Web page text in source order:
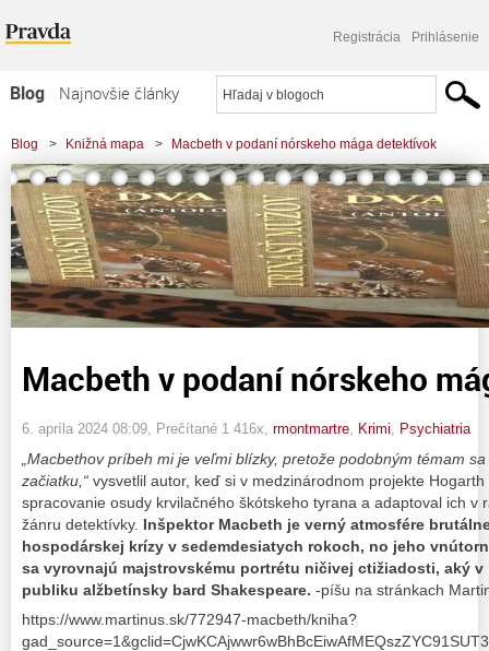
Registrácia Prihlásenie
Blog
Najnovšie články
Najčítanejšie články
Najkomentovanejšie články
Zoznam blogov
Komerčné blogy
Blog > Knižná mapa > Macbeth v podaní nórskeho mága detektívok
Macbeth v podaní nórskeho
6. apríla 2024 08:09 , Prečítané 1 416x, rmontmartre Krimi Psychiatria
„Macbethov príbeh mi je veľmi blízky, pretože podobným témam
začiatku,“ vysvetlil autor, keď si v medzinárodnom projekte
spracovanie osudy krvilačného škótskeho tyrana a adaptoval ich v
žánru detektívky. Inšpektor Macbeth je verný atmosfére
hospodárskej krízy v sedemdesiatych rokoch, no jeho
sa vyrovnajú majstrovskému portrétu ničivej ctižiadosti, aký v
publiku alžbetínsky bard Shakespeare. -píšu na stránkach
https://www.martinus.sk/772947-macbeth/kniha?